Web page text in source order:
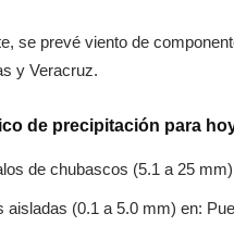
se prevé viento de
y Veracruz.
de precipitación para
de chubascos (5.1 a 25
aisladas (0.1 a 5.0 mm) en: